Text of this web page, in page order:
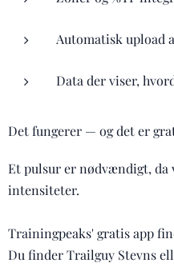
Automatisk upload
Data der viser,
Det fungerer — og det er
Et pulsur er nødvændigt, da
intensiteter.
Trainingpeaks' gratis app
Du finder Trailguy Stevns